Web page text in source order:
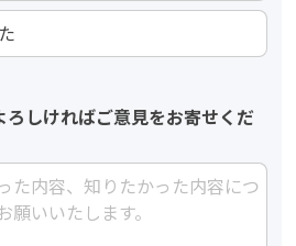
しければご意見をお寄せくだ